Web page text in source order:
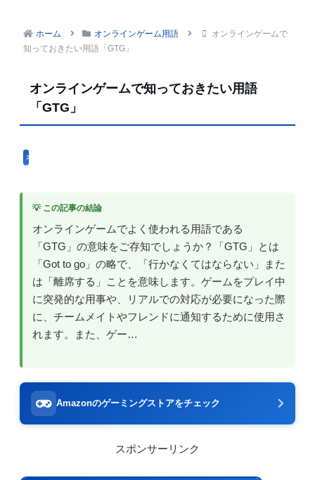
ホーム オンラインゲーム用語
オンラインゲームで
知っておきたい用語「GTG」
オンラインゲームで知っておきたい用語
「GTG」
オンラインゲーム用語
💡 この記事の結論
オンラインゲームでよく使われる用語である
「GTG」の意味をご存知でしょうか？「GTG」とは
「Got to go」の略で、「行かなくてはならない」また
は「離席する」ことを意味します。ゲームをプレイ中
に突発的な用事や、リアルでの対応が必要になった際
に、チームメイトやフレンドに通知するために使用さ
れます。また、ゲー…
Amazonのゲーミングストアをチェック
スポンサーリンク